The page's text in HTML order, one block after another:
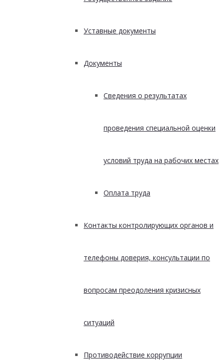
Уставные документы
Документы
Сведения о результатах
проведения специальной оценки
условий труда на рабочих местах
Оплата труда
Контакты контролирующих органов и
телефоны доверия, консультации по
вопросам преодоления кризисных
ситуаций
Противодействие коррупции